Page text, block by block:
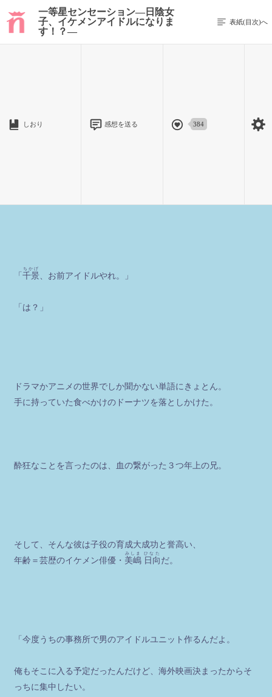
一等星センセーション―日陰女
子、イケメンアイドルになりま
す！？―
表紙(目次)へ
しおり 感想を送る 384
#1 千景、お前アイドルやれ
「 千景
ちかげ
、お前アイドルやれ。」
「は？」
ドラマかアニメの世界でしか聞かない単語にきょとん。
手に持っていた食べかけのドーナツを落としかけた。
酔狂なことを言ったのは、血の繋がった３つ年上の兄。
そして、そんな彼は子役の育成大成功と誉高い、
年齢＝芸歴のイケメン俳優・ 美嶋 日向
みしま ひなた
だ。
「今度うちの事務所で男のアイドルユニット作るんだよ。
俺もそこに入る予定だったんだけど、海外映画決まったからそ
っちに集中したい。